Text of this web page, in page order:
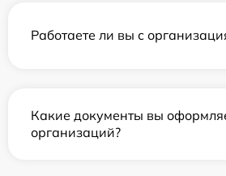
Работаете ли вы с
Какие документы вы
организаций?